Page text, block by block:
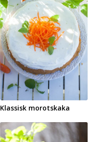
Klassisk morotskaka